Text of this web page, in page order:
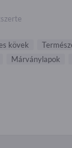
kövek
Márványlapok